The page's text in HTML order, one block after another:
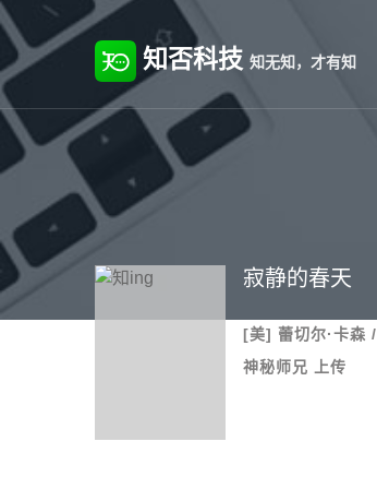
知否科技 知无知，才有知
寂静的春天
[美] 蕾切尔·卡森 /
神秘师兄 上传